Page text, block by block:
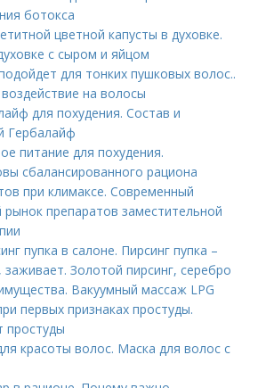
ботокса
цветной капусты в духовке.
с сыром и яйцом
для тонких пушковых волос..
на волосы
для похудения. Состав и
Гербалайф
питание для похудения.
сбалансированного рациона
при климаксе. Современный
препаратов заместительной
пупка в салоне. Пирсинг пупка –
Золотой пирсинг, серебро
Вакуумный массаж LPG
первых признаках простуды.
простуды
красоты волос. Маска для волос с